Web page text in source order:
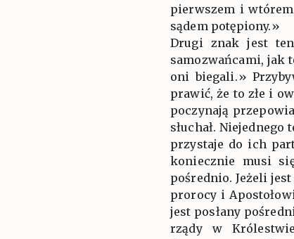
pierwszem i
sądem potępiony.»
Drugi znak jest
samozwańcami, jak
oni biegali.»
prawić, że to złe i
poczynają
słuchał.
przystaje do ich
koniecznie musi
pośrednio. Jeżeli
prorocy i
jest posłany
rządy w